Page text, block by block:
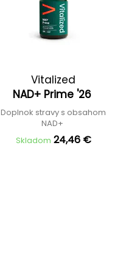
Vitalized
NAD+ Prime '26
Doplnok stravy s obsahom
NAD+
Skladom 24,46 €